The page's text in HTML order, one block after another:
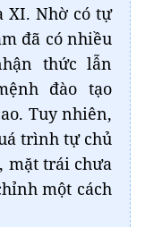
XI. Nhờ có tự
đã có nhiều
thức lẫn
đào tạo
Tuy nhiên,
trình tự chủ
mặt trái chưa
một cách